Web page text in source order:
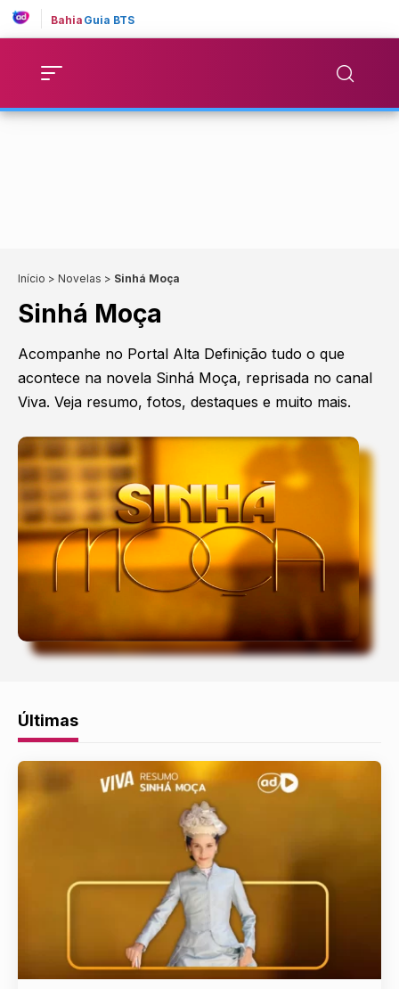
Bahia Guia BTS
Início > Novelas > Sinhá Moça
Sinhá Moça
Acompanhe no Portal Alta Definição tudo o que
acontece na novela Sinhá Moça, reprisada no canal
Viva. Veja resumo, fotos, destaques e muito mais.
Últimas